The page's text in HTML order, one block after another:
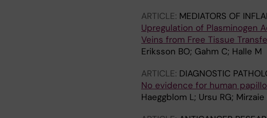
ARTICLE: MEDIATORS OF
Upregulation of Plasminogen
Veins from Free Tissue
Eriksson BO; Gahm C; Halle M
ARTICLE: DIAGNOSTIC
No evidence for human
Haeggblom L; Ursu RG;